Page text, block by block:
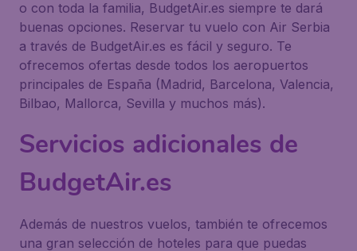
o con toda la familia, BudgetAir.es siempre te dará
buenas opciones. Reservar tu vuelo con Air Serbia
a través de BudgetAir.es es fácil y seguro. Te
ofrecemos ofertas desde todos los aeropuertos
principales de España (Madrid, Barcelona, Valencia,
Bilbao, Mallorca, Sevilla y muchos más).
Servicios adicionales de
BudgetAir.es
Además de nuestros vuelos, también te ofrecemos
una gran selección de hoteles para que puedas